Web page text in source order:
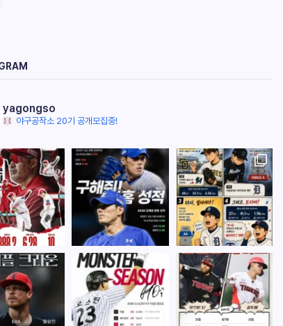
yagongso
야구공작소 20기 공개모집중!